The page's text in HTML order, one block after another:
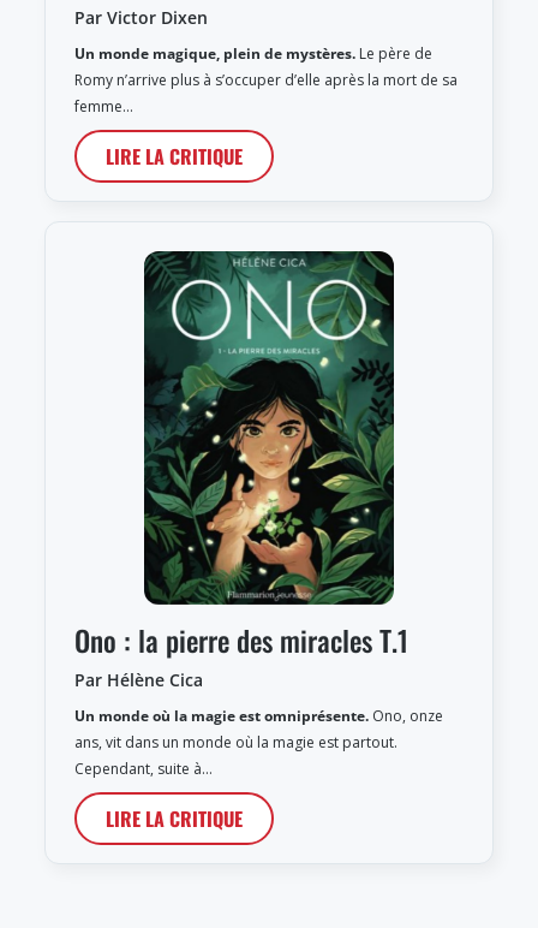
Par Victor Dixen
Un monde magique, plein de mystères. Le père de
Romy n’arrive plus à s’occuper d’elle après la mort de sa
femme…
LIRE LA CRITIQUE
Ono : la pierre des miracles T.1
Par Hélène Cica
Un monde où la magie est omniprésente. Ono, onze
ans, vit dans un monde où la magie est partout.
Cependant, suite à…
LIRE LA CRITIQUE